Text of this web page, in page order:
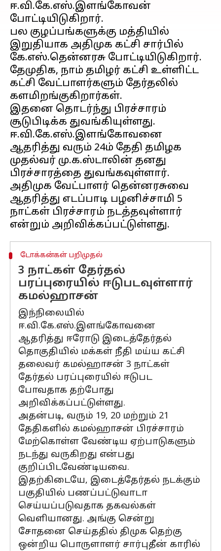
ஈ.வி.கே.எஸ்.இளங்கோவன்
போட்டியிடுகிறார்.
பல குழப்பங்களுக்கு மத்தியில்
இறுதியாக அதிமுக கட்சி சார்பில்
கே.எஸ்.தென்னரசு போட்டியிடுகிறார்.
தேமுதிக, நாம் தமிழர் கட்சி உள்ளிட்ட
கட்சி வேட்பாளர்களும் தேர்தலில்
களமிறங்குகிறார்கள்.
இதனை தொடர்ந்து பிரச்சாரம்
சூடுபிடிக்க துவங்கியுள்ளது.
ஈ.வி.கே.எஸ்.இளங்கோவனை
ஆதரித்து வரும் 24ம் தேதி தமிழக
முதல்வர் மு.க.ஸ்டாலின் தனது
பிரச்சாரத்தை துவங்கவுள்ளார்.
அதிமுக வேட்பாளர் தென்னரசுவை
ஆதரித்து எடப்பாடி பழனிச்சாமி 5
நாட்கள் பிரச்சாரம் நடத்தவுள்ளார்
டோக்கன்கள் பறிமுதல்
3 நாட்கள் தேர்தல்
பரப்புரையில் ஈடுபடவுள்ளார்
கமல்ஹாசன்
இந்நிலையில்
ஈ.வி.கே.எஸ்.இளங்கோவனை
ஆதரித்து ஈரோடு இடைத்தேர்தல்
தொகுதியில் மக்கள் நீதி மய்ய கட்சி
தலைவர் கமல்ஹாசன் 3 நாட்கள்
தேர்தல் பரப்புரையில் ஈடுபட
போவதாக தற்போது
அறிவிக்கப்பட்டுள்ளது.
அதன்படி, வரும் 19, 20 மற்றும் 21
தேதிகளில் கமல்ஹாசன் பிரச்சாரம்
மேற்கொள்ள வேண்டிய ஏற்பாடுகளும்
நடந்து வருகிறது என்பது
குறிப்பிடவேண்டியவை.
இதற்கிடையே, இடைத்தேர்தல் நடக்கும்
பகுதியில் பணப்பட்டுவாடா
செய்யப்படுவதாக தகவல்கள்
வெளியானது. அங்கு சென்று
சோதனை செய்ததில் திமுக தெற்கு
ஒன்றிய பொருளாளர் சார்புதீன் காரில்